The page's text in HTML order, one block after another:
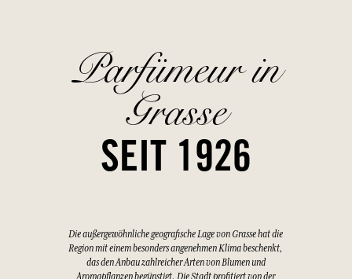
Parfümeur in
Grasse
SEIT 1926
Die außergewöhnliche geografische Lage von Grasse hat die
Region mit einem besonders angenehmen Klima beschenkt,
das den Anbau zahlreicher Arten von Blumen und
Aromapflanzen begünstigt. Die Stadt profitiert von der